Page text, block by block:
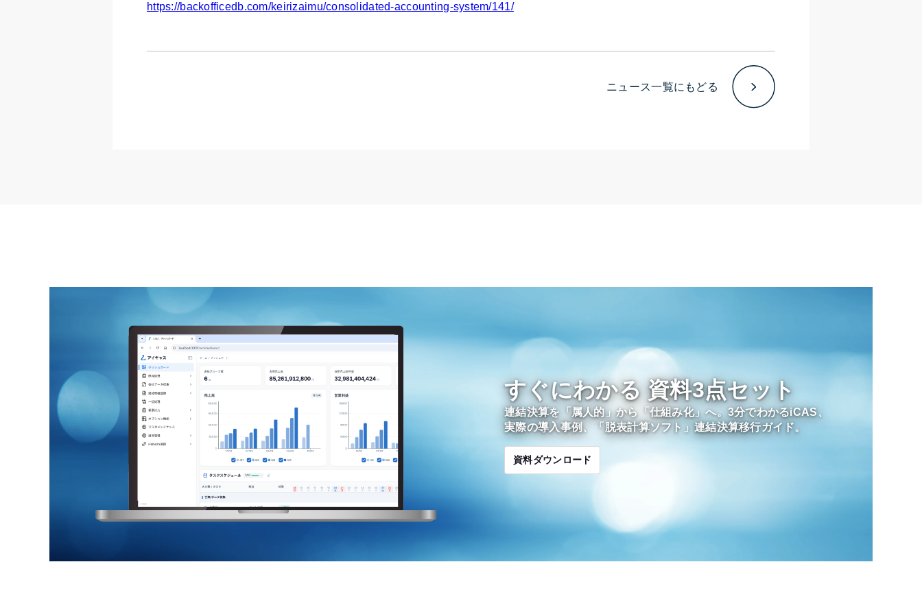
https://backofficedb.com/keirizaimu/consolidated-accounting-system/141/
ニュース一覧にもどる
すぐにわかる資料3点セット
連結決算を「属人的」から「仕組み化」へ。3分でわかるiCAS、
実際の導入事例、「脱表計算ソフト」連結決算移行ガイド。
資料ダウンロード